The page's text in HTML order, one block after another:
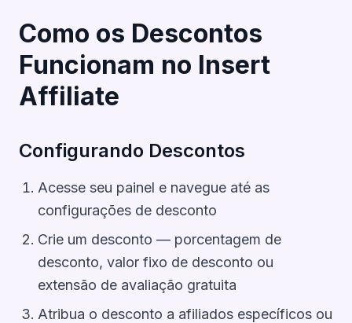
Como os Descontos
Funcionam no Insert
Affiliate
Configurando Descontos
Acesse seu painel e navegue até as
configurações de desconto
Crie um desconto — porcentagem de
desconto, valor fixo de desconto ou
extensão de avaliação gratuita
Atribua o desconto a afiliados específicos ou